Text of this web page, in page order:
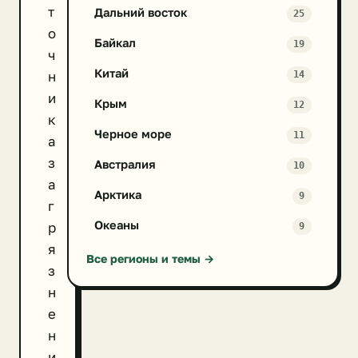
т
о
ч
н
и
к
а
з
а
г
р
я
з
н
е
н
Дальний восток 25
Байкал 19
Китай 14
Крым 12
Черное море 11
Австралия 10
Арктика 9
Океаны 9
Все регионы и темы →